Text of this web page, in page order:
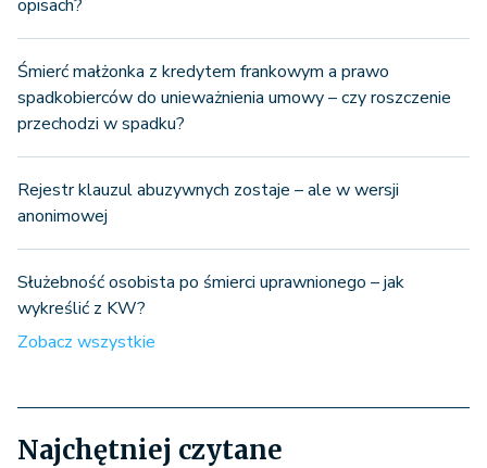
opisach?
Śmierć małżonka z kredytem frankowym a prawo
spadkobierców do unieważnienia umowy – czy roszczenie
przechodzi w spadku?
Rejestr klauzul abuzywnych zostaje – ale w wersji
anonimowej
Służebność osobista po śmierci uprawnionego – jak
wykreślić z KW?
Zobacz wszystkie
Najchętniej czytane